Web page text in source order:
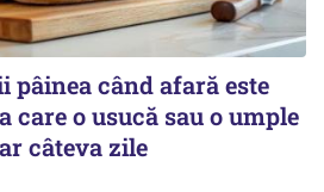
pâinea când afară este
care o usucă sau o umple
câteva zile